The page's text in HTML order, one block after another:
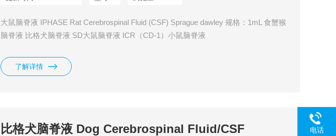
大鼠脑脊液 IPHASE Rat Cerebrospinal Fluid (CSF) Sprague dawley 规格：1mL 食蟹猴
脑脊液 比格犬脑脊液 SD大鼠脑脊液 ICR（CD-1）小鼠脑脊液
了解详情
比格犬脑脊液 Dog Cerebrospinal Fluid/CSF 电话